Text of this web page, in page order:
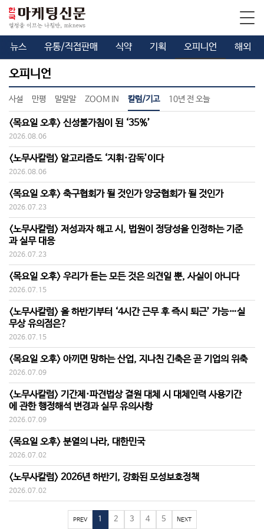
뉴스 유통/직접판매 식약 기획 오피니언 해외
오피니언
사설 만평 말말말 ZOOM IN 칼럼/기고 10년 전 오늘
<목요일 오후> 신성불가침이 된 ‘35%’
2026.08.06
<노무사칼럼> 알고리즘도 ‘지휘·감독’이다
2026.08.06
<목요일 오후> 축구협회가 될 것인가 양궁협회가 될 것인가
2026.07.23
<노무사칼럼> 저성과자 해고 시, 법원이 정당성을 인정하는 기준
과 실무 대응
2026.07.23
<목요일 오후> 우리가 듣는 모든 것은 의견일 뿐, 사실이 아니다
2026.07.15
<노무사칼럼> 올 하반기부터 ‘4시간 근무 후 즉시 퇴근’ 가능…실
무상 유의점은?
2026.07.15
<목요일 오후> 아끼면 망하는 산업, 지나친 긴축은 곧 기업의 위축
2026.07.09
<노무사칼럼> 기간제·파견법상 결원 대체 시 대체인력 사용기간
에 관한 행정해석 변경과 실무 유의사항
2026.07.09
<목요일 오후> 분열의 나라, 대한민국
2026.07.02
<노무사칼럼> 2026년 하반기, 강화된 모성보호정책
2026.07.02
PREV 1 2 3 4 5 NEXT